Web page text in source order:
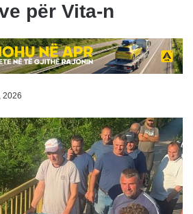
për Vita-n
2026